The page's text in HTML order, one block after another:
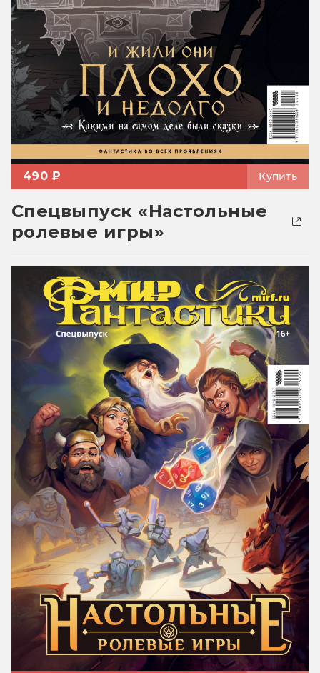
490 ₽ Купить
Спецвыпуск «Настольные
ролевые игры»